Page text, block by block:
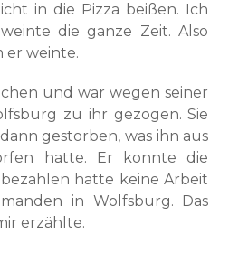
in die Pizza beißen. Ich
die ganze Zeit. Also
er weinte.
und war wegen seiner
zu ihr gezogen. Sie
gestorben, was ihn aus
hatte. Er konnte die
hatte keine Arbeit
in Wolfsburg. Das
erzählte.